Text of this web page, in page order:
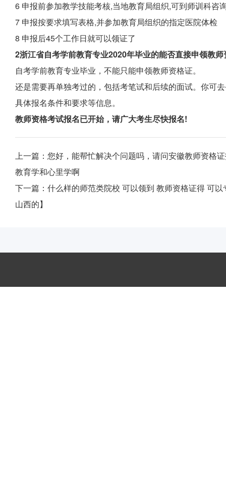
6 申报前参加教学技能考核,当地教育局组织,可到师训科咨
7 申报按要求填写表格,并参加教育局组织的指定医院体检
8 申报后45个工作日就可以领证了
2浙江省自考学前教育专业2020年毕业的能否直接申领教师
自考学前教育专业毕业，不能只能申领教师资格证。
还是需要再单独考过的，包括考笔试和后续的面试。你可
具体报名条件和要求等信息。
教师资格考试报名已开始，请广大考生尽快报名!
上一篇： 您好，能帮忙解决个问题吗，请问安徽教师资格
教育学和心里学啊
下一篇： 什么样的师范类院校 可以领到 教师资格证得 可
山西的】